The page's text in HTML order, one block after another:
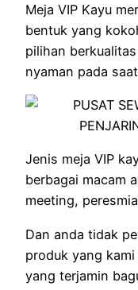
Meja VIP Kayu
bentuk yang
pilihan
nyaman pada
Jenis meja VIP
berbagai macam
meeting,
Dan anda tidak
produk yang
yang terjamin